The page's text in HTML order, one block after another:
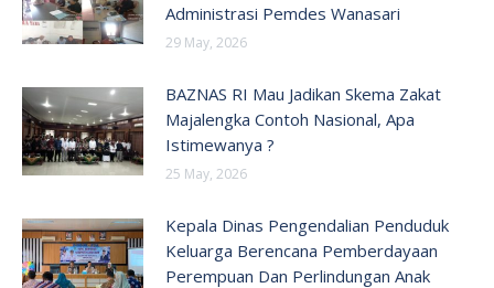
Administrasi Pemdes Wanasari
29 May, 2026
BAZNAS RI Mau Jadikan Skema Zakat
Majalengka Contoh Nasional, Apa
Istimewanya ?
25 May, 2026
Kepala Dinas Pengendalian Penduduk
Keluarga Berencana Pemberdayaan
Perempuan Dan Perlindungan Anak